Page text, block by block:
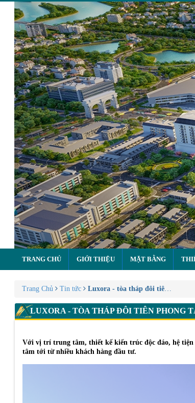
TRANG CHỦ GIỚI THIỆU MẶT BẰNG
Trang Chủ Tin tức Luxora - tòa tháp đôi tiên phong
LUXORA - TÒA THÁP ĐÔI TIÊN PHONG
Với vị trí trung tâm, thiết kế kiến trúc độc đáo, hệ
tâm tới từ nhiều khách hàng đầu tư.